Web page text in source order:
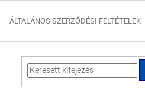
ÁLTALÁNOS SZERZŐDÉSI FELTÉTELEK